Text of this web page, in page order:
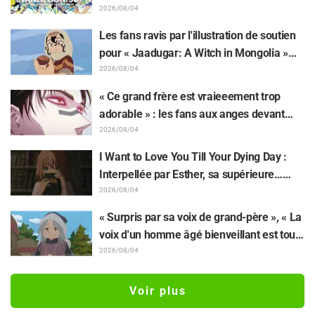
retentissement suite au dévoilement d'un
superbe dessin de Hidenori Matsubara
représentant les trois filles de « Neon
Genesis Evangelion » en combinaison
2026/08/04
Les fans ravis par l'illustration de soutien
pour « Jaadugar: A Witch in Mongolia »
dessinée par l'auteur de « Yowamushi
Pedal » : « Voilà ce qui se passe quand la
personne avec le style le plus différent
2026/08/04
« Ce grand frère est vraieeement trop
adorable » : les fans aux anges devant
Choso se rapprochant de Yūji Itadori sur
l'illustration inédite de l'exposition de
l'anime « JUJUTSU KAISEN »
2026/08/04
I Want to Love You Till Your Dying Day :
Interpellée par Esther, sa supérieure…
Synopsis, visuels, bande-annonce WEB et
affiches de l'épisode 5 de l'anime dévoilés
2026/08/04
« Surpris par sa voix de grand-père », « La
voix d'un homme âgé bienveillant est tout
aussi superbe » : Akira Ishida en chef de
Jaadugar: A Witch in Mongolia »
2026/08/04
Voir plus